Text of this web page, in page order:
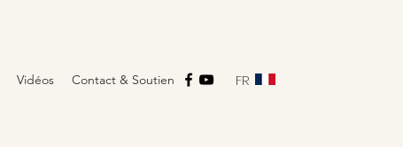
Vidéos Contact & Soutien FR